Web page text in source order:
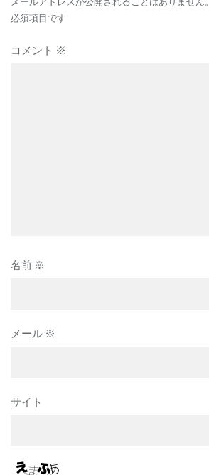
ョ
ン
必須項目です
コメント ※
名前 ※
メール ※
サイト